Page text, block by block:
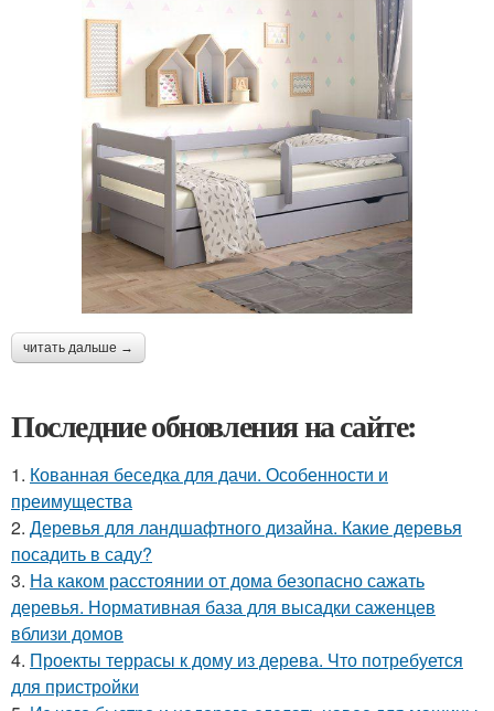
читать дальше →
Последние обновления на сайте:
1. Кованная беседка для дачи. Особенности и
преимущества
2. Деревья для ландшафтного дизайна. Какие деревья
посадить в саду?
3. На каком расстоянии от дома безопасно сажать
деревья. Нормативная база для высадки саженцев
вблизи домов
4. Проекты террасы к дому из дерева. Что потребуется
для пристройки